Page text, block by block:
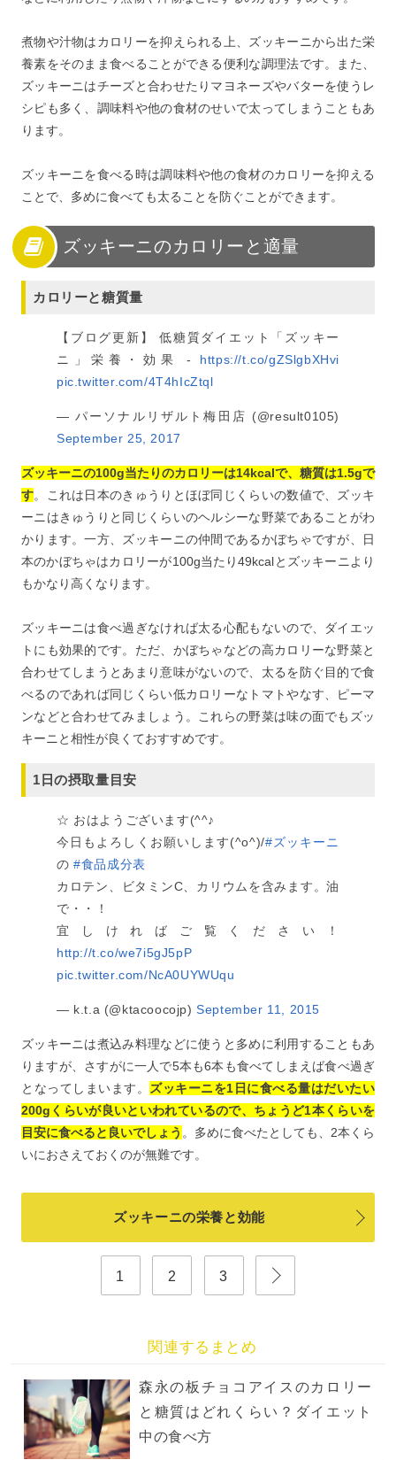
煮物や汁物はカロリーを抑えられる上、ズッキーニから出た栄
養素をそのまま食べることができる便利な調理法です。また、
ズッキーニはチーズと合わせたりマヨネーズやバターを使うレ
シピも多く、調味料や他の食材のせいで太ってしまうこともあ
ります。
ズッキーニを食べる時は調味料や他の食材のカロリーを抑える
ことで、多めに食べても太ることを防ぐことができます。
ズッキーニのカロリーと適量
カロリーと糖質量
【ブログ更新】 低糖質ダイエット「ズッキー
ニ」栄養・効果 - https://t.co/gZSlgbXHvi
pic.twitter.com/4T4hIcZtql
— パーソナルリザルト梅田店 (@result0105)
September 25, 2017
ズッキーニの100g当たりのカロリーは14kcalで、糖質は1.5gで
す。これは日本のきゅうりとほぼ同じくらいの数値で、ズッキ
ーニはきゅうりと同じくらいのヘルシーな野菜であることがわ
かります。一方、ズッキーニの仲間であるかぼちゃですが、日
本のかぼちゃはカロリーが100g当たり49kcalとズッキーニより
もかなり高くなります。
ズッキーニは食べ過ぎなければ太る心配もないので、ダイエッ
トにも効果的です。ただ、かぼちゃなどの高カロリーな野菜と
合わせてしまうとあまり意味がないので、太るを防ぐ目的で食
べるのであれば同じくらい低カロリーなトマトやなす、ピーマ
ンなどと合わせてみましょう。これらの野菜は味の面でもズッ
キーニと相性が良くておすすめです。
1日の摂取量目安
☆ おはようございます(^^♪
今日もよろしくお願いします(^o^)/#ズッキーニ
の#食品成分表
カロテン、ビタミンC、カリウムを含みます。油
で・・！
宜しければご覧ください！
http://t.co/we7i5gJ5pP
pic.twitter.com/NcA0UYWUqu
— k.t.a (@ktacoocojp)September 11, 2015
ズッキーニは煮込み料理などに使うと多めに利用することもあ
りますが、さすがに一人で5本も6本も食べてしまえば食べ過ぎ
となってしまいます。
ズッキーニを1日に食べる量はだいたい
200gくらいが良いといわれているので、ちょうど1本くらいを
目安に食べると良いでしょう 。多めに食べたとしても、2本くら
いにおさえておくのが無難です。
ズッキーニの栄養と効能
1 2 3
関連するまとめ
森永の板チョコアイスのカロリー
と糖質はどれくらい？ダイエット
中の食べ方